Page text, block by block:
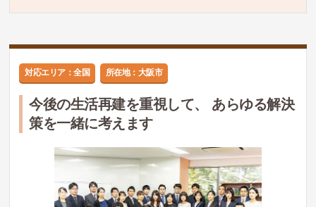
対応エリア：全国 所在地：大阪市
今後の生活再建を重視して、 あらゆる解決
策を一緒に考えます